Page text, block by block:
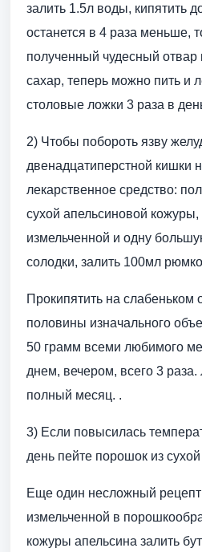
залить 1.5л воды, кипятить
останется в 4 раза меньше,
полученный чудесный
сахар, теперь можно пить и
столовые ложки 3 раза в
2) Чтобы побороть язву
двенадцатиперстной кишки
лекарственное средство:
сухой апельсиновой
измельченной и одну
солодки, залить 100мл
Прокипятить на слабеньком
половины изначального
50 грамм всеми любимого
днем, вечером, всего 3
полный месяц. .
3) Если повысилась
день пейте порошок из
Еще один несложный
измельченной в
кожуры апельсина залить